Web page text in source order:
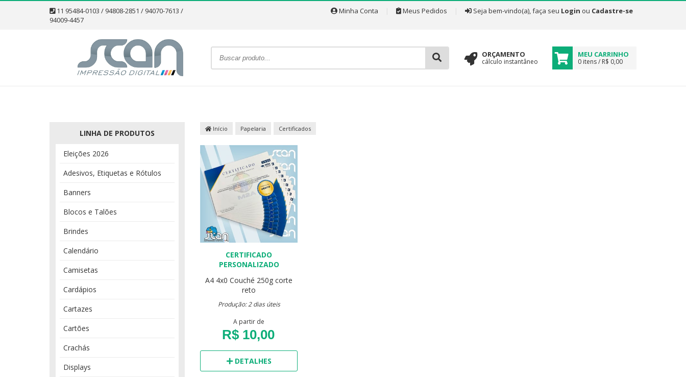
11 95484-0103 / 94808-2851 / 94070-7613 /
94009-4457
Minha Conta Meus Pedidos Seja bem-vindo(a), faça seu Login ou Cadastre-se
ORÇAMENTO
cálculo instantâneo
MEU CARRINHO
0 itens / R$ 0,00
LINHA DE PRODUTOS
Eleições 2026
Adesivos, Etiquetas e Rótulos
Banners
Blocos e Talões
Brindes
Calendário
Camisetas
Cardápios
Cartazes
Cartões
Crachás
Displays
Início Papelaria Certificados
CERTIFICADO
PERSONALIZADO
A4 4x0 Couché 250g corte
reto
Produção: 2 dias úteis
A partir de
R$ 10,00
DETALHES